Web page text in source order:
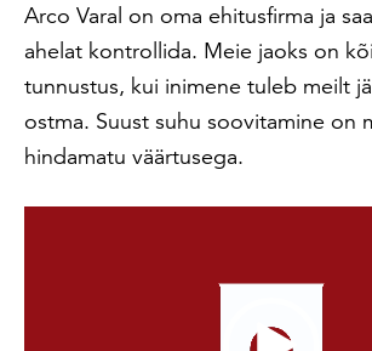
Arco Varal on oma ehitusfirma ja
ahelat kontrollida. Meie jaoks on
tunnustus, kui inimene tuleb meilt
ostma. Suust suhu soovitamine on
hindamatu väärtusega.